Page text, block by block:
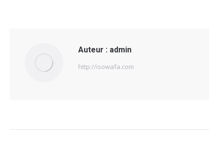
Auteur : admin
http://isowafa.com